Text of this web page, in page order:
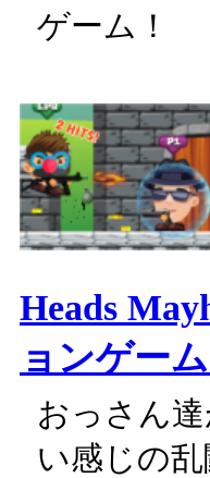
ゲーム！
Heads
ョンゲーム
おっさん
い感じの